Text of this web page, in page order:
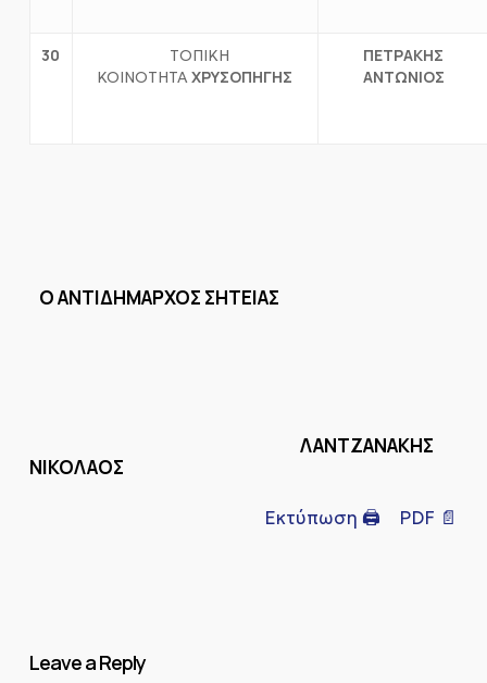
30
ΤΟΠΙΚΗ
ΚΟΙΝΟΤΗΤΑ ΧΡΥΣΟΠΗΓΗΣ
ΠΕΤΡΑΚΗΣ
ΑΝΤΩΝΙΟΣ
ΟANTIΔΗΜΑΡΧΟΣ ΣΗΤΕΙΑΣ
ΛΑΝΤΖΑΝΑΚΗΣ
ΝΙΚΟΛΑΟΣ
Εκτύπωση 🖨 PDF 📄
Leave a Reply